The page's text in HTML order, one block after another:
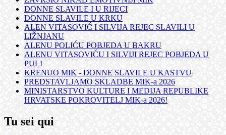
DONNE SLAVILE I U RIJECI
DONNE SLAVILE U KRKU
ALEN VITASOVIĆ I SILVIJA REJEC SLAVILI U
LIŽNJANU
ALENU POLIĆU POBJEDA U BAKRU
ALENU VITASOVIĆU I SILVIJI REJEC POBJEDA U
PULI
KRENUO MIK - DONNE SLAVILE U KASTVU
PREDSTAVLJAMO SKLADBE MIK-a 2026
MINISTARSTVO KULTURE I MEDIJA REPUBLIKE
HRVATSKE POKROVITELJ MIK-a 2026!
Tu sei qui